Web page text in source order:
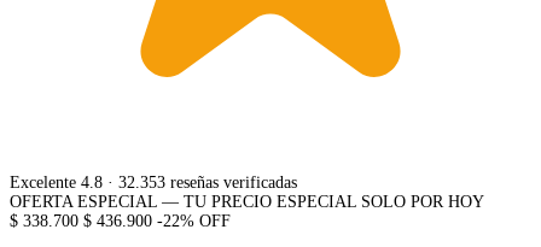
Excelente 4.8 · 32.353 reseñas verificadas
OFERTA ESPECIAL — TU PRECIO ESPECIAL SOLO POR HOY
$ 338.700 $ 436.900 -22% OFF